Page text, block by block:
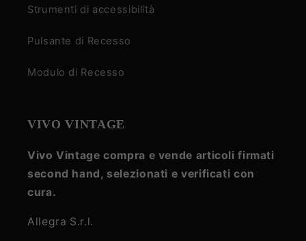
Strumenti di accessibilità
Pulsante di Recesso
Modulo di Recesso
VIVO VINTAGE
Vivo Vintage compra e vende articoli firmati
second hand, selezionati e verificati con
cura.
Allegra S.r.l.